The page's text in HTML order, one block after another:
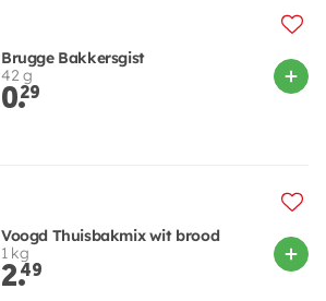
Brugge Bakkersgist
42 g
0.29
Voogd Thuisbakmix wit brood
1 kg
2.49